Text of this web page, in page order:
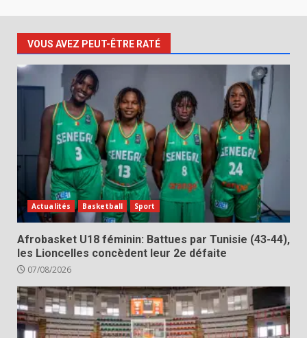
VOUS AVEZ PEUT-ÊTRE RATÉ
Actualités Basketball Sport
Afrobasket U18 féminin: Battues par Tunisie (43-44),
les Lioncelles concèdent leur 2e défaite
07/08/2026